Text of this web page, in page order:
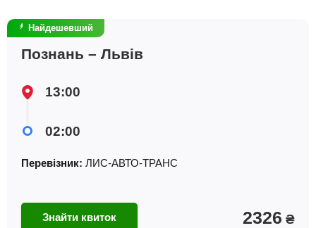
Найдешевший
Познань – Львів
13:00
02:00
Перевізник: ЛИС-АВТО-ТРАНС
Знайти квиток 2326 ₴